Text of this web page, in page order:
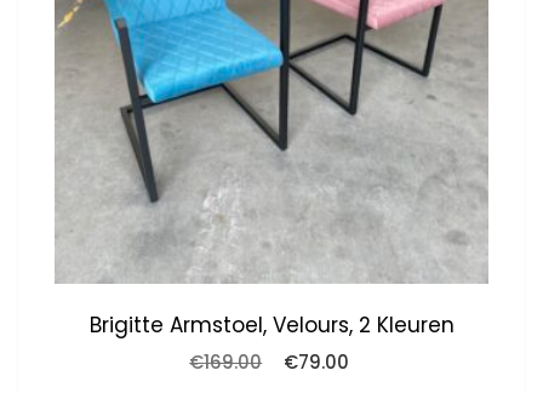
Brigitte Armstoel, Velours, 2 Kleuren
€169.00
Oorspronkelijke
€79.00